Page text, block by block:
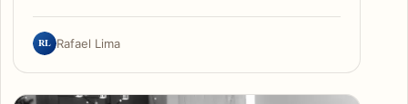
RL Rafael Lima